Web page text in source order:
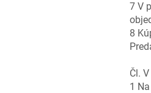
7 V
8
Čl.
1